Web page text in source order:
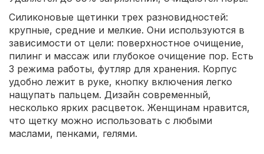
Силиконовые щетинки трех разновидностей:
крупные, средние и мелкие. Они используются в
зависимости от цели: поверхностное очищение,
пилинг и массаж или глубокое очищение пор. Есть
3 режима работы, футляр для хранения. Корпус
удобно лежит в руке, кнопку включения легко
нащупать пальцем. Дизайн современный,
несколько ярких расцветок. Женщинам нравится,
что щетку можно использовать с любыми
маслами, пенками, гелями.